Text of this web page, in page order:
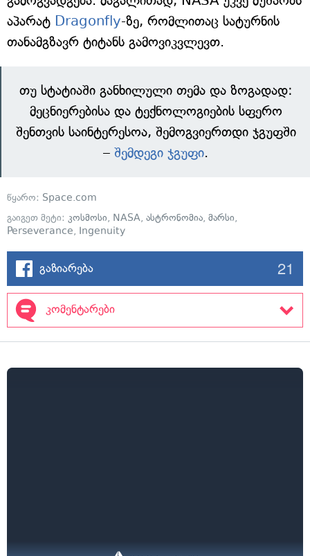
აპარატ Dragonfly-ზე, რომლითაც სატურნის
თანამგზავრ ტიტანს გამოვიკვლევთ.
თუ სტატიაში განხილული თემა და ზოგადად:
მეცნიერებისა და ტექნოლოგიების სფერო
შენთვის საინტერესოა, შემოგვიერთდი ჯგუფში
– შემდეგი ჯგუფი.
წყარო: Space.com
გაიგეთ მეტი: კოსმოსი, NASA, ასტრონომია, მარსი,
Perseverance, Ingenuity
გაზიარება 21
კომენტარები